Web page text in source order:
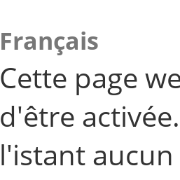
Français
Cette page
d'être
l'istant